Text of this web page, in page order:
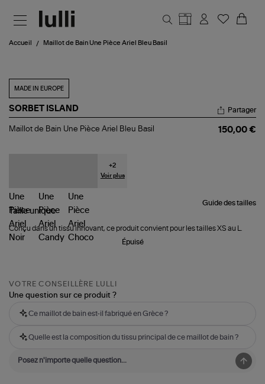
Accueil Maillot de Bain Une Pièce Ariel Bleu Basil
MADE IN EUROPE
SORBET ISLAND
Maillot
Basil
Partager
Maillot de Bain Une Pièce Ariel Bleu Basil 150,00 €
+2
Voir plus
Guide des tailles
Tailleunique
Conçu dans un tissu innovant, ce produit convient pour les tailles XS au L.
Épuisé
VOTRE CONSEILLÈRE LULLI
Une question sur ce produit ?
Ce maillot de bain est-il fabriqué en Grèce ?
Quelle est la composition du tissu principal de ce maillot de bain ?